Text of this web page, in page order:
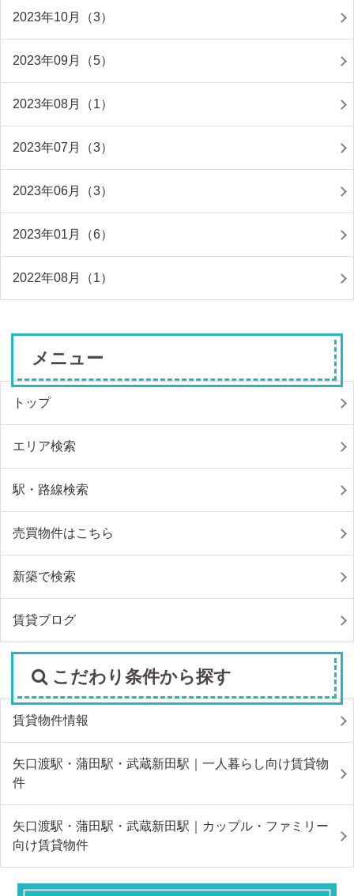
2023年10月（3）
2023年09月（5）
2023年08月（1）
2023年07月（3）
2023年06月（3）
2023年01月（6）
2022年08月（1）
メニュー
トップ
エリア検索
駅・路線検索
売買物件はこちら
新築で検索
賃貸ブログ
こだわり条件から探す
賃貸物件情報
矢口渡駅・蒲田駅・武蔵新田駅｜一人暮らし向け賃貸物
件
矢口渡駅・蒲田駅・武蔵新田駅｜カップル・ファミリー
向け賃貸物件